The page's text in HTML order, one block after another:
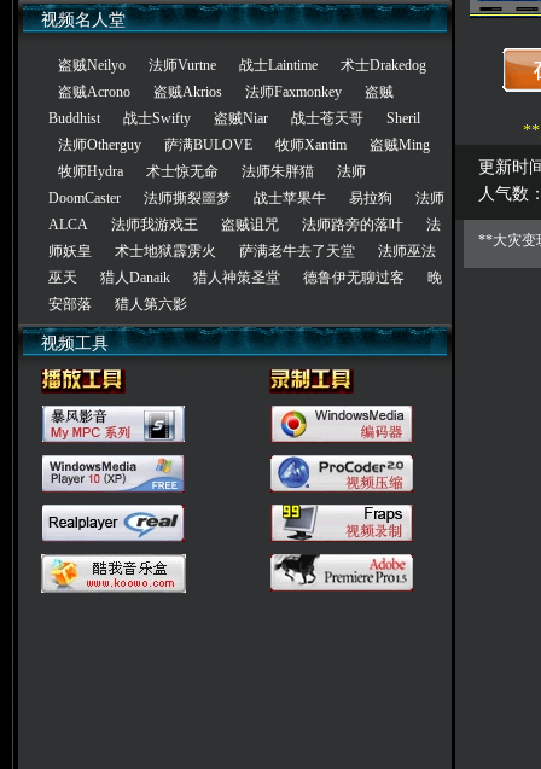
视频名人堂
盗贼Neilyo 法师Vurtne 战士Laintime
术士Drakedog
盗贼Acrono
盗贼Akrios 法师Faxmonkey
盗贼
Buddhist
战士Swifty 盗贼Niar 战士苍天哥
Sheril
法师Otherguy
萨满BULOVE 牧师Xantim
盗贼Ming
牧师Hydra
术士惊无命 法师朱胖猫
法师
DoomCaster
法师撕裂噩梦 战士苹果牛 易拉狗
法师
ALCA
法师我游戏王 盗贼诅咒 法师路旁的落叶
法
师妖皇
术士地狱霹雳火 萨满老牛去了天堂
法师巫法
巫天
猎人Danaik 猎人神策圣堂 德鲁伊无聊过客
晚
安部落
猎人第六影
视频工具
**
更新时
人气数
**大灾变